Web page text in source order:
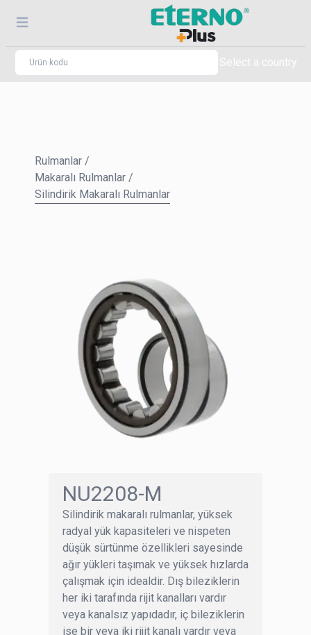
Select a country
Rulmanlar /
Makaralı Rulmanlar /
Silindirik Makaralı Rulmanlar
NU2208-M
Silindirik makaralı rulmanlar, yüksek
radyal yük kapasiteleri ve nispeten
düşük sürtünme özellikleri sayesinde
ağır yükleri taşımak ve yüksek hızlarda
çalışmak için idealdir. Dış bileziklerin
her iki tarafında rijit kanalları vardır
veya kanalsız yapıdadır, iç bileziklerin
ise bir veya iki rijit kanalı vardır veya